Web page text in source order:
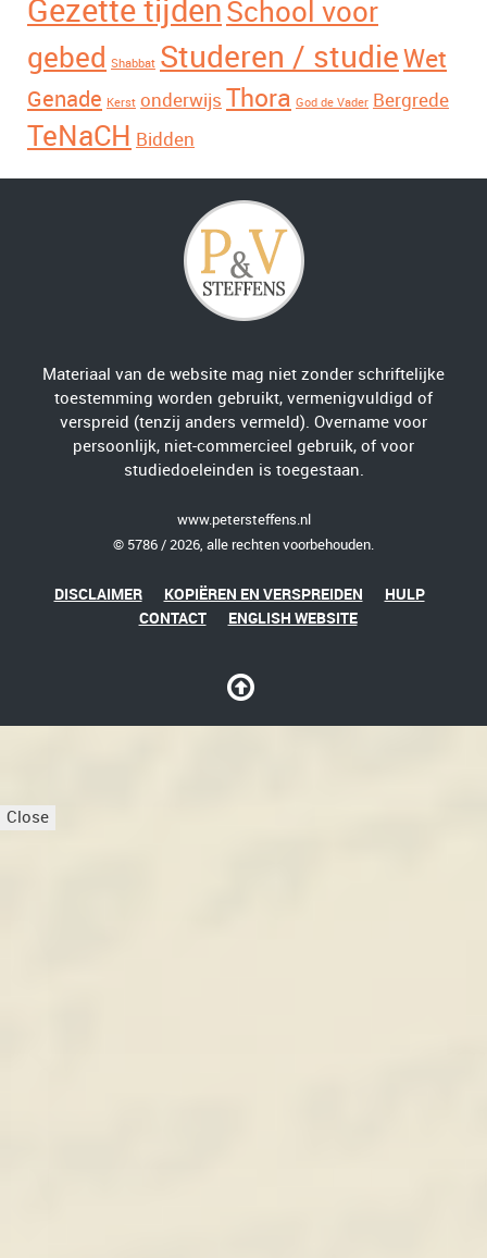
Gezette tijdenSchool voor
gebed Shabbat Studeren / studieWet
Genade Kerst onderwijs Thora God de Vader Bergrede
TeNaCH Bidden
Materiaal van de website mag niet zonder schriftelijke
toestemming worden gebruikt, vermenigvuldigd of
verspreid (tenzij anders vermeld). Overname voor
persoonlijk, niet-commercieel gebruik, of voor
studiedoeleinden is toegestaan.
www.petersteffens.nl
© 5786 / 2026, alle rechten voorbehouden.
DISCLAIMER KOPIËREN EN VERSPREIDEN
HULP
CONTACT
ENGLISH WEBSITE
Close